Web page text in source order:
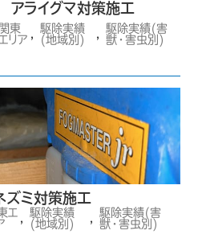
ライグマ対策施工
関東
エリア ,
駆除実績
(地域別)
,
駆除実績(害
獣・害虫別)
ミ対策施工
エ ,
駆除実績
(地域別)
,
駆除実績(害
獣・害虫別)